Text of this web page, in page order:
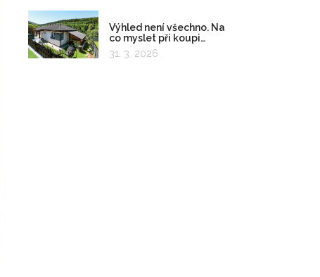
Výhled není všechno. Na
co myslet při koupi
pozemku?
31. 3. 2026